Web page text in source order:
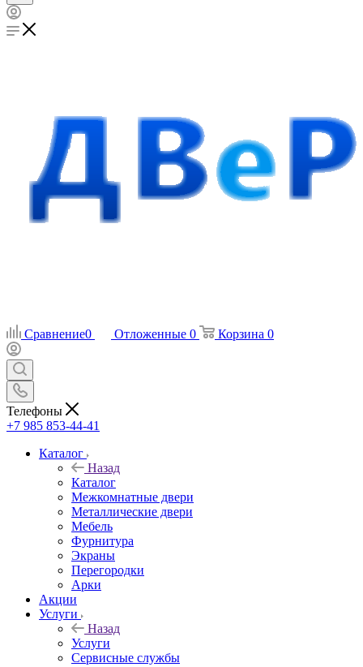
Сравнение0 Отложенные 0 Корзина 0
Телефоны
+7 985 853-44-41
Каталог
Назад
Каталог
Межкомнатные двери
Металлические двери
Мебель
Фурнитура
Экраны
Перегородки
Арки
Акции
Услуги
Назад
Услуги
Сервисные службы